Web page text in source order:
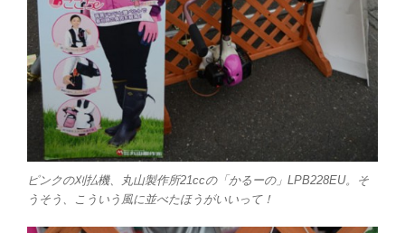
ピンクの刈払機、丸山製作所21ccの「かるーの」LPB228EU。そ
うそう、こういう風に並べたほうがいいって！